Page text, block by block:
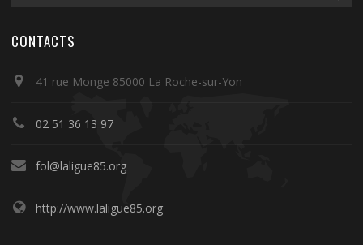
CONTACTS
41 rue Monge 85000 La Roche-sur-Yon
02 51 36 13 97
fol@laligue85.org
http://www.laligue85.org